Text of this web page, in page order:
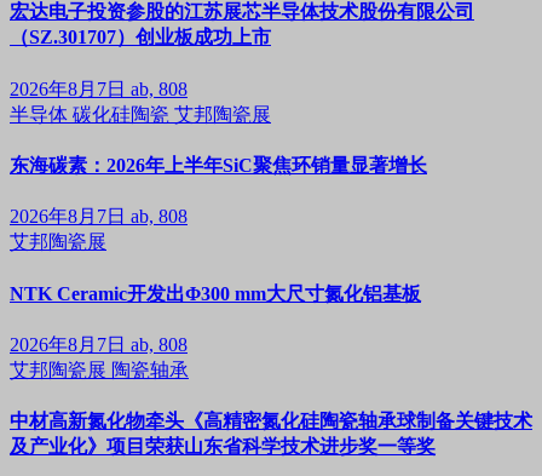
宏达电子投资参股的江苏展芯半导体技术股份有限公司
（SZ.301707）创业板成功上市
2026年8月7日 ab, 808
半导体 碳化硅陶瓷 艾邦陶瓷展
东海碳素：2026年上半年SiC聚焦环销量显著增长
2026年8月7日 ab, 808
艾邦陶瓷展
NTK Ceramic开发出Φ300 mm大尺寸氮化铝基板
2026年8月7日 ab, 808
艾邦陶瓷展 陶瓷轴承
中材高新氮化物牵头《高精密氮化硅陶瓷轴承球制备关键技术
及产业化》项目荣获山东省科学技术进步奖一等奖